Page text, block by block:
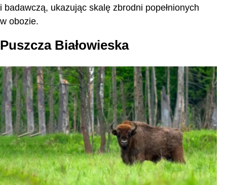
i badawczą, ukazując skalę zbrodni popełnionych
w obozie.
Puszcza Białowieska